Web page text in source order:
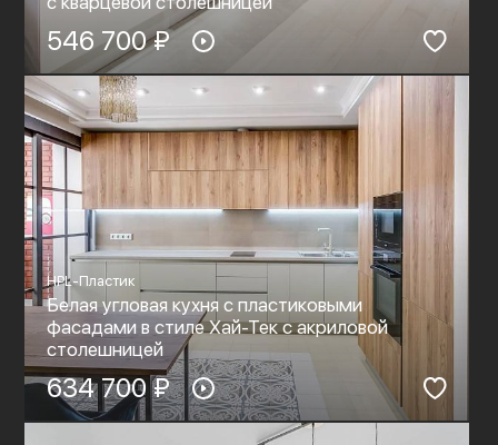
546 700 ₽
HPL-Пластик
Белая угловая кухня с пластиковыми
фасадами в стиле Хай-Тек c акриловой
столешницей
634 700 ₽